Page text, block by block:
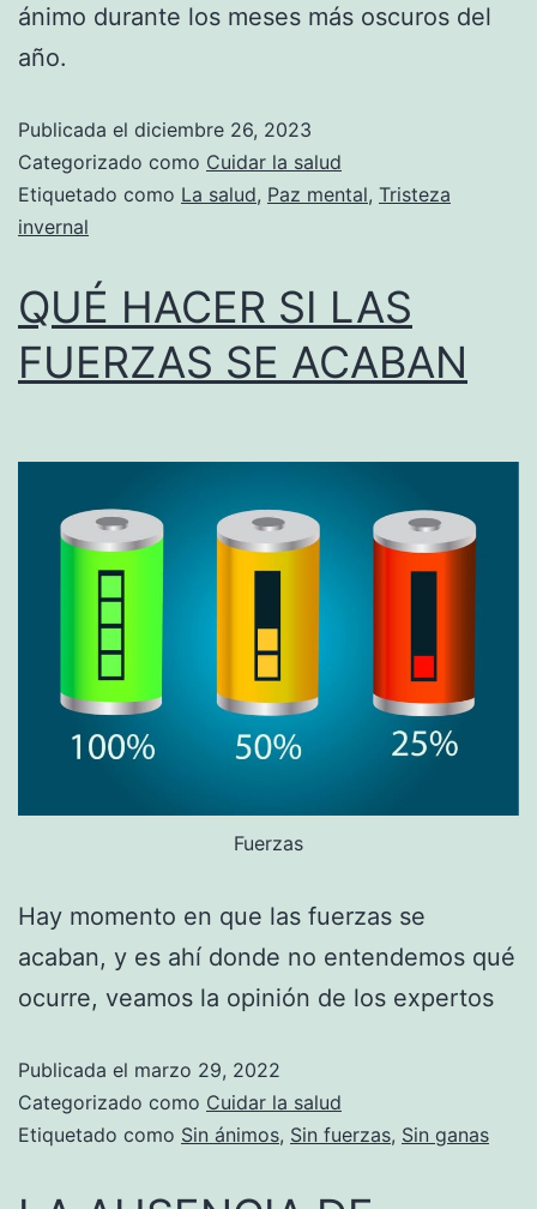
ánimo durante los meses más oscuros del
año.
Publicada el diciembre 26, 2023
Categorizado como Cuidar la salud
Etiquetado como La salud, Paz mental, Tristeza
invernal
QUÉ HACER SI LAS
FUERZAS SE ACABAN
Fuerzas
Hay momento en que las fuerzas se
acaban, y es ahí donde no entendemos qué
ocurre, veamos la opinión de los expertos
Publicada el marzo 29, 2022
Categorizado como Cuidar la salud
Etiquetado como Sin ánimos, Sin fuerzas, Sin ganas